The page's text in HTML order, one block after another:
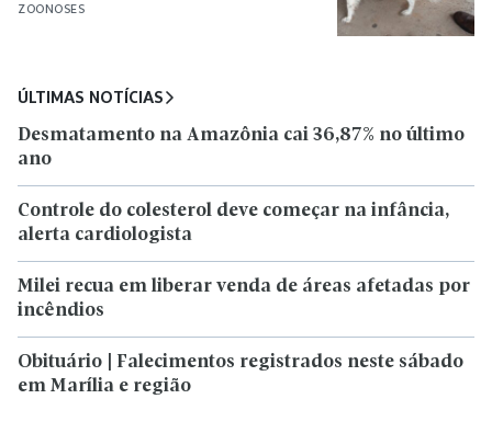
ZOONOSES
ÚLTIMAS NOTÍCIAS
Desmatamento na Amazônia cai 36,87% no último
ano
Controle do colesterol deve começar na infância,
alerta cardiologista
Milei recua em liberar venda de áreas afetadas por
incêndios
Obituário | Falecimentos registrados neste sábado
em Marília e região